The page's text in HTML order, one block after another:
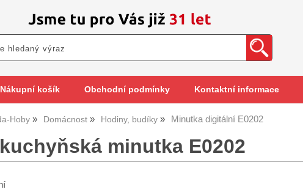
Nákupní košík Obchodní podmínky Kontaktní informace
Hoby Domácnost Hodiny, budíky Minutka digitální E0202
minutka E0202